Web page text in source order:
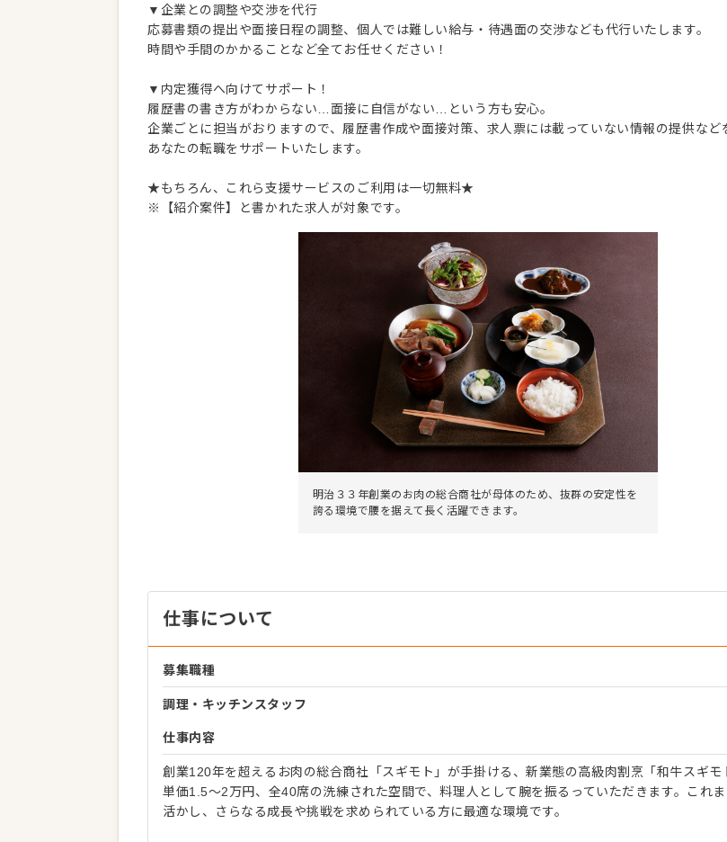
▼企業との調整や交渉を代行
応募書類の提出や面接日程の調整、個人では難しい給与・待遇面の交渉なども代行いたします。
時間や手間のかかることなど全てお任せください！
▼内定獲得へ向けてサポート！
履歴書の書き方がわからない…面接に自信がない…という方も安心。
企業ごとに担当がおりますので、履歴書作成や面接対策、求人票には載っていない情報の提供など
あなたの転職をサポートいたします。
★もちろん、これら支援サービスのご利用は一切無料★
※【紹介案件】と書かれた求人が対象です。
明治３３年創業のお肉の総合商社が母体のため、抜群の安定性を
誇る環境で腰を据えて長く活躍できます。
仕事について
募集職種
調理・キッチンスタッフ
仕事内容
創業120年を超えるお肉の総合商社「スギモト」が手掛ける、新業態の高級肉割烹「和牛スギモ
単価1.5～2万円、全40席の洗練された空間で、料理人として腕を振るっていただきます。これ
活かし、さらなる成長や挑戦を求められている方に最適な環境です。